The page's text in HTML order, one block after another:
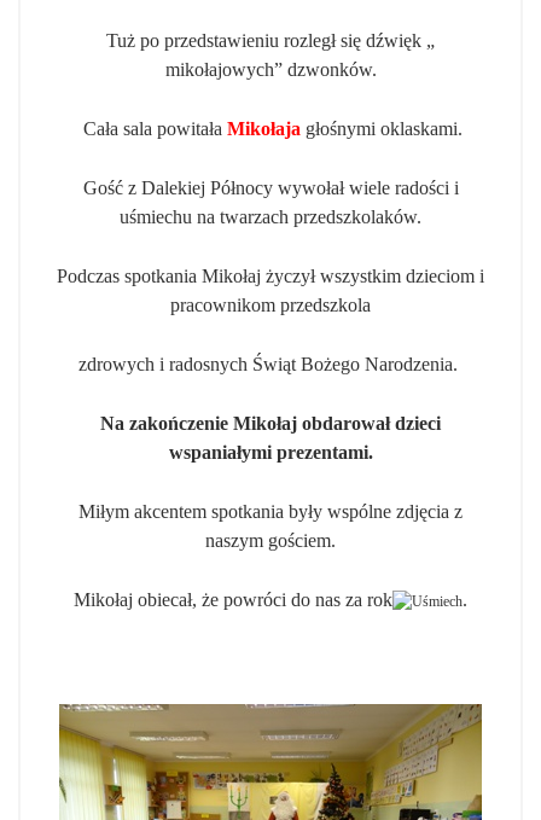
Tuż po przedstawieniu rozległ się dźwięk „
mikołajowych” dzwonków.
Cała sala powitała Mikołaja głośnymi oklaskami.
Gość z Dalekiej Północy wywołał wiele radości i
uśmiechu na twarzach przedszkolaków.
Podczas spotkania Mikołaj życzył wszystkim dzieciom i
pracownikom przedszkola
zdrowych i radosnych Świąt Bożego Narodzenia.
Na zakończenie Mikołaj obdarował dzieci
wspaniałymi prezentami.
Miłym akcentem spotkania były wspólne zdjęcia z
naszym gościem.
Mikołaj obiecał, że powróci do nas za rok .